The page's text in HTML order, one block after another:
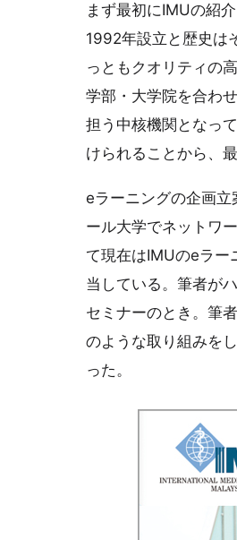
まず最初にIMUの紹
1992年設立と歴史は
っともクオリティの
学部・大学院を合わ
担う中核機関となっ
けられることから、
eラーニングの企画
ール大学でネットワ
て現在はIMUのeラー
当している。筆者が
セミナーのとき。筆
のような取り組みを
った。